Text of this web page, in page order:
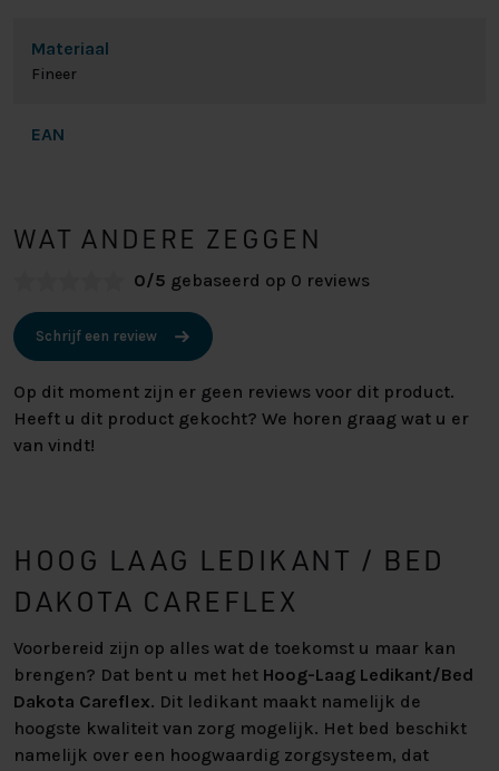
Materiaal
Fineer
EAN
WAT ANDERE ZEGGEN
0/5 gebaseerd op 0 reviews
Schrijf een review
Op dit moment zijn er geen reviews voor dit product.
Heeft u dit product gekocht? We horen graag wat u er
van vindt!
HOOG LAAG LEDIKANT / BED
DAKOTA CAREFLEX
Voorbereid zijn op alles wat de toekomst u maar kan
brengen? Dat bent u met het Hoog-Laag Ledikant/Bed
Dakota Careflex. Dit ledikant maakt namelijk de
hoogste kwaliteit van zorg mogelijk. Het bed beschikt
namelijk over een hoogwaardig zorgsysteem, dat